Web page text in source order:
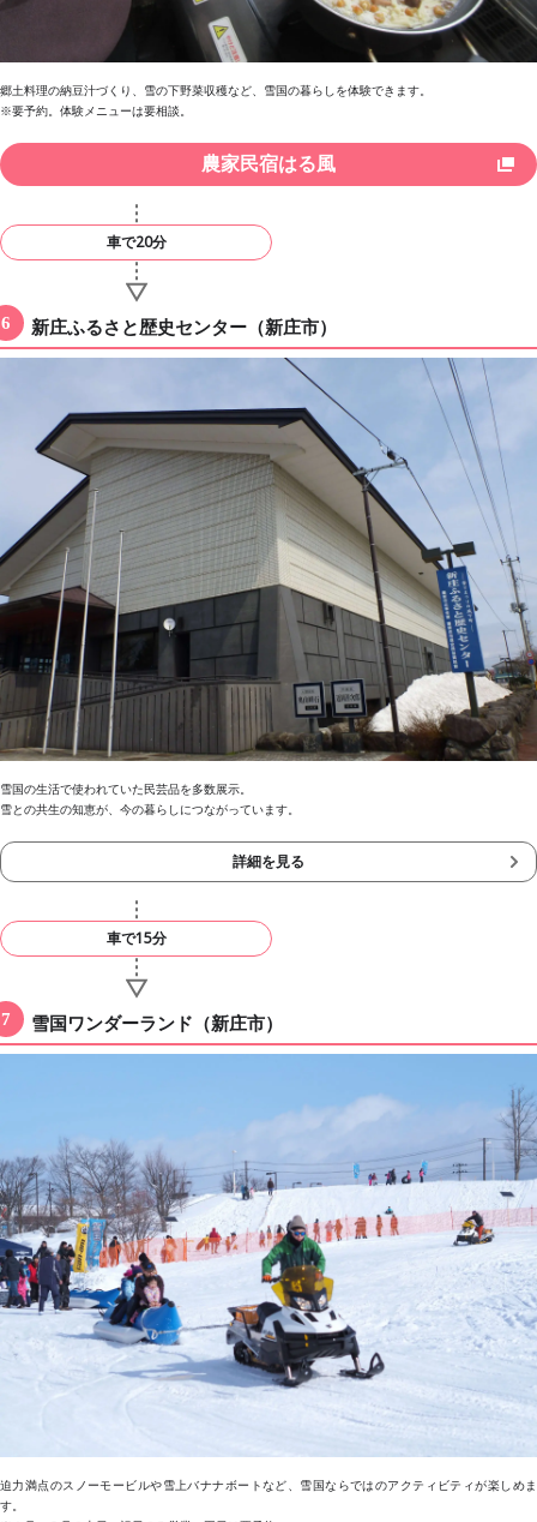
郷土料理の納豆汁づくり、雪の下野菜収穫など、雪国の暮らしを体験できます。
※要予約。体験メニューは要相談。
農家民宿はる風
車で20分
新庄ふるさと歴史センター（新庄市）
雪国の生活で使われていた民芸品を多数展示。
雪との共生の知恵が、今の暮らしにつながっています。
詳細を見る
車で15分
雪国ワンダーランド（新庄市）
迫力満点のスノーモービルや雪上バナナボートなど、雪国ならではのアクティビティが楽しめま
す。